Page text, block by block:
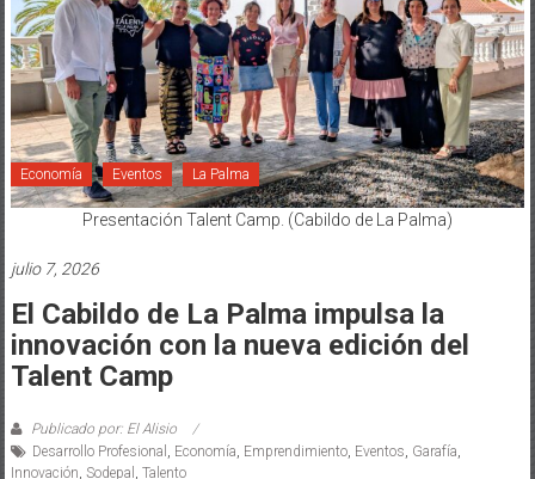
Economía Eventos La Palma
Presentación Talent Camp. (Cabildo de La Palma)
julio 7, 2026
El Cabildo de La Palma impulsa la
innovación con la nueva edición del
Talent Camp
Publicado por: El Alisio
Desarrollo Profesional
Economía Emprendimiento, Eventos Garafía
Innovación Sodepal Talento